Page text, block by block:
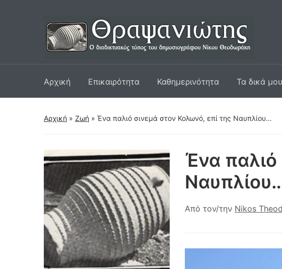
Αρχική Επικαιρότητα Καθημερινότητα Τα δικά μου
Αρχική » Ζωή » Ένα παλιό σινεμά στον Κολωνό, επί της Ναυπλίου…
Ένα παλιό
Από τον/την Nikos